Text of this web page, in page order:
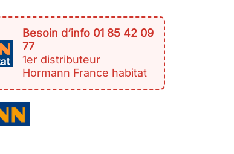
Besoin d‘info 01 85 42 09
77
1er distributeur
Hormann France habitat